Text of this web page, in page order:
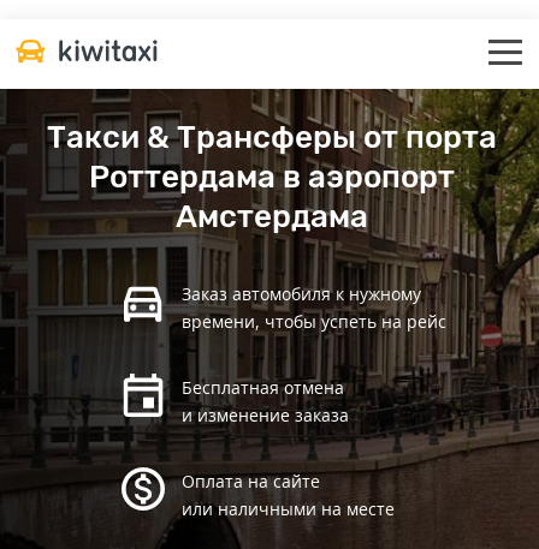
Такси & Трансферы от порта
Роттердама в аэропорт
Амстердама
Заказ автомобиля к нужному
времени, чтобы успеть на рейс
Бесплатная отмена
и изменение заказа
Оплата на сайте
или наличными на месте